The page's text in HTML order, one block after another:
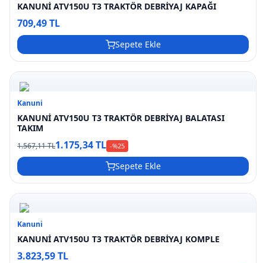
KANUNİ ATV150U T3 TRAKTÖR DEBRİYAJ KAPAĞI
709,49 TL
Sepete Ekle
Kanuni
KANUNİ ATV150U T3 TRAKTÖR DEBRİYAJ BALATASI
TAKIM
1.567,11 TL1.175,34 TL -%25
Sepete Ekle
Kanuni
KANUNİ ATV150U T3 TRAKTÖR DEBRİYAJ KOMPLE
3.823,59 TL